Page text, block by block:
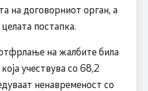
на договорниот орган, а
постапка.
на жалбите била
учествува со 68,2
ненавременост со